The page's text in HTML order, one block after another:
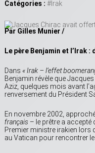
Catégories : #Irak
Par Gilles Munier /
Le père Benjamin et l’Irak
Dans « Irak – l’effet
Benjamin révèle que
Aziz, quelques mois avant
renversement du Président
En novembre 2002,
français – le prêtre a accepté
Premier ministre irakien lors
au Vatican pour rencontrer le